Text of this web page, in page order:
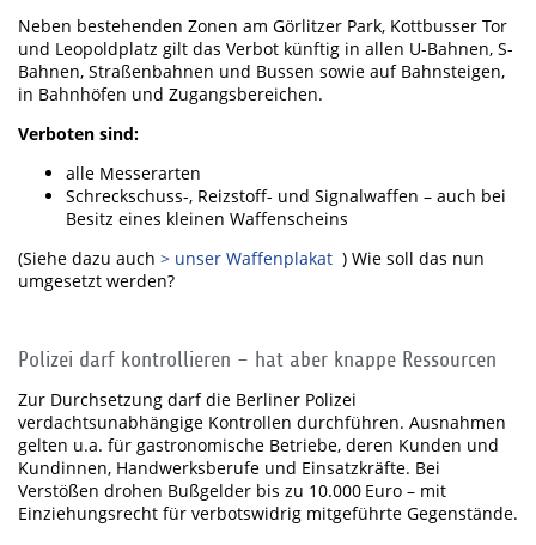
Neben bestehenden Zonen am Görlitzer Park, Kottbusser Tor
und Leopoldplatz gilt das Verbot künftig in allen U-Bahnen, S-
Bahnen, Straßenbahnen und Bussen sowie auf Bahnsteigen,
in Bahnhöfen und Zugangsbereichen.
Verboten sind:
alle Messerarten
Schreckschuss-, Reizstoff- und Signalwaffen – auch bei
Besitz eines kleinen Waffenscheins
(Siehe dazu auch > unser Waffenplakat ) Wie soll das nun
umgesetzt werden?
Polizei darf kontrollieren – hat aber knappe Ressourcen
Zur Durchsetzung darf die Berliner Polizei
verdachtsunabhängige Kontrollen durchführen. Ausnahmen
gelten u.a. für gastronomische Betriebe, deren Kunden und
Kundinnen, Handwerksberufe und Einsatzkräfte. Bei
Verstößen drohen Bußgelder bis zu 10.000 Euro – mit
Einziehungsrecht für verbotswidrig mitgeführte Gegenstände.